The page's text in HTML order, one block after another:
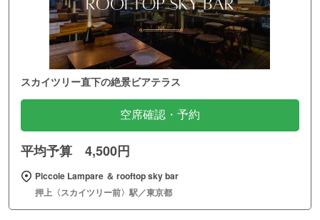
スカイツリー直下の絶景ビアテラス
空席確認・予約
平均予算 4,500円
Piccole Lampare ＆ rooftop sky bar
押上〈スカイツリー前〉駅／東京都